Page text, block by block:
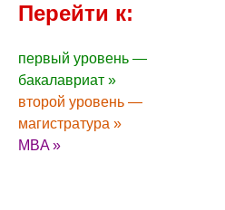
Перейти к:
первый уровень —
бакалавриат »
второй уровень —
магистратура »
MBA »